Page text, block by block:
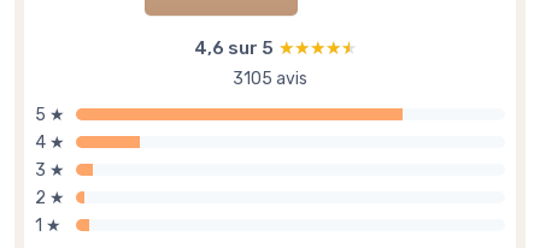
4,6 sur 5 ★★★★★
★★★★★
3105 avis
5 ★
4 ★
3 ★
2 ★
1 ★